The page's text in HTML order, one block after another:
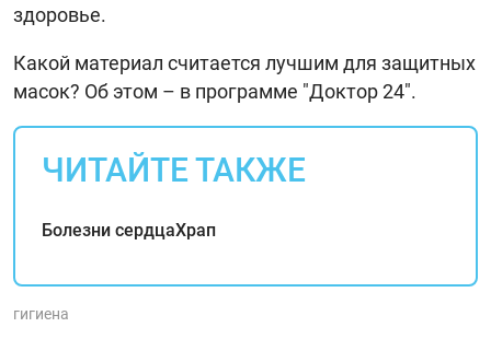
здоровье.
Какой материал считается лучшим для защитных
масок? Об этом – в программе "Доктор 24".
ЧИТАЙТЕ ТАКЖЕ
Болезни сердцаХрап
гигиена